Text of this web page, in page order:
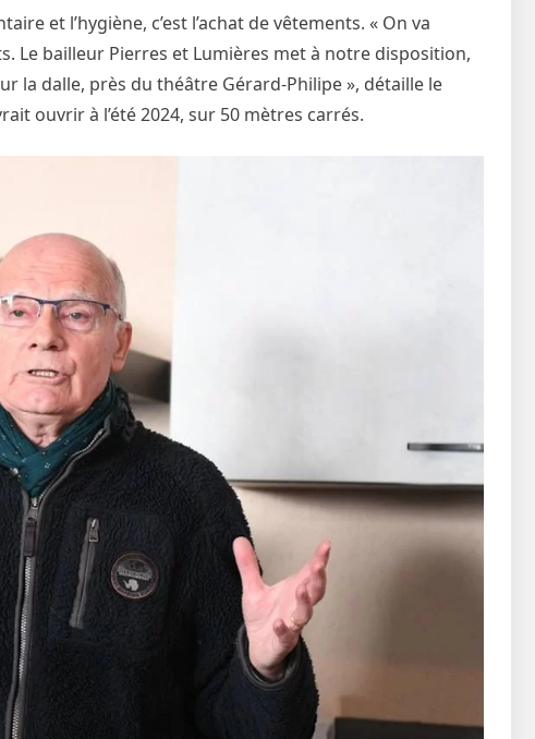
et l’hygiène, c’est l’achat de vêtements. « On va
Le bailleur Pierres et Lumières met à notre disposition,
la dalle, près du théâtre Gérard-Philipe », détaille le
ouvrir à l’été 2024, sur 50 mètres carrés.